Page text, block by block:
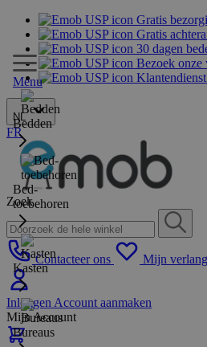
Gratis
Gratis
30 dagen
Bezoek onze
NL
FR
Zoek
Contacteer ons Mijn
Inloggen Account aanmaken
Mijn Account
Menu
Bedden
Bed-
toebehoren
Kasten
Bureaus